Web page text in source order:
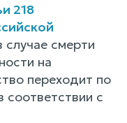
218
случае смерти
на
переходит по
соответствии с